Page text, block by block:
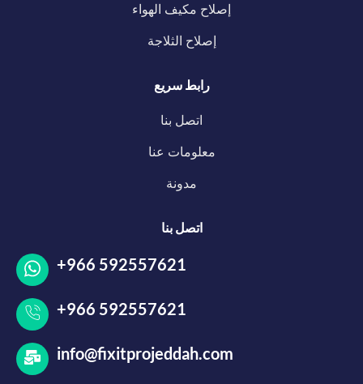
إصلاح مكيف الهواء
إصلاح الثلاجة
رابط سريع
اتصل بنا
معلومات عنا
مدونة
اتصل بنا
+966 592557621
+966 592557621
info@fixitprojeddah.com